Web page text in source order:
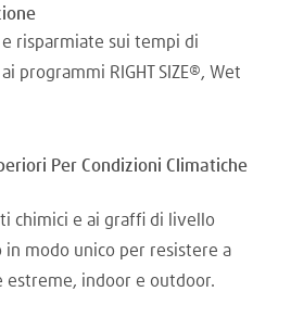
risparmiate sui tempi di
programmi RIGHT SIZE®, Wet
Per Condizioni Climatiche
chimici e ai graffi di livello
in modo unico per resistere a
estreme, indoor e outdoor.